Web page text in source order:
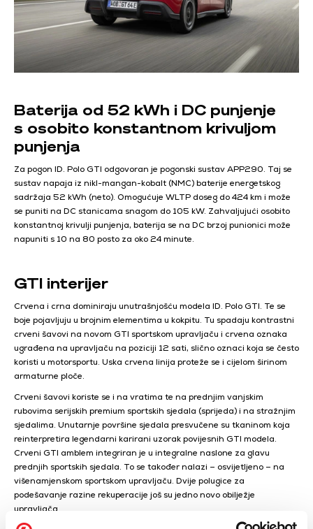
Baterija od 52 kWh i DC punjenje
s osobito konstantnom krivuljom
punjenja
Za pogon ID. Polo GTI odgovoran je pogonski sustav APP290. Taj se
sustav napaja iz nikl-mangan-kobalt (NMC) baterije energetskog
sadržaja 52 kWh (neto). Omogućuje WLTP doseg do 424 km i može
se puniti na DC stanicama snagom do 105 kW. Zahvaljujući osobito
konstantnoj krivulji punjenja, baterija se na DC brzoj punionici može
napuniti s 10 na 80 posto za oko 24 minute.
GTI interijer
Crvena i crna dominiraju unutrašnjošću modela ID. Polo GTI. Te se
boje pojavljuju u brojnim elementima u kokpitu. Tu spadaju kontrastni
crveni šavovi na novom GTI sportskom upravljaču i crvena oznaka
ugrađena na upravljaču na poziciji 12 sati, slično oznaci koja se često
koristi u motorsportu. Uska crvena linija proteže se i cijelom širinom
armaturne ploče.
Crveni šavovi koriste se i na vratima te na prednjim vanjskim
rubovima serijskih premium sportskih sjedala (sprijeda) i na stražnjim
sjedalima. Unutarnje površine sjedala presvučene su tkaninom koja
reinterpretira legendarni karirani uzorak povijesnih GTI modela.
Crveni GTI amblem integriran je u integralne naslone za glavu
prednjih sportskih sjedala. To se također nalazi – osvijetljeno – na
višenamjenskom sportskom upravljaču. Dvije polugice za
podešavanje razine rekuperacije još su jedno novo obilježje
upravljača.